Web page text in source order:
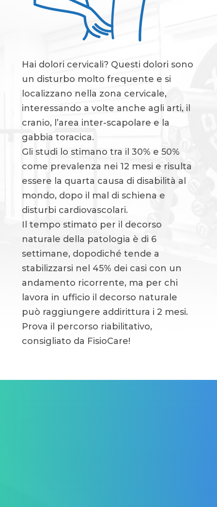
Hai dolori cervicali? Questi dolori sono
un disturbo molto frequente e si
localizzano nella zona cervicale,
interessando a volte anche agli arti, il
cranio, l’area inter-scapolare e la
gabbia toracica.
Gli studi lo stimano tra il 30% e 50%
come prevalenza nei 12 mesi e risulta
essere la quarta causa di disabilità al
mondo, dopo il mal di schiena e
disturbi cardiovascolari.
Il tempo stimato per il decorso
naturale della patologia è di 6
settimane, dopodiché tende a
stabilizzarsi nel 45% dei casi con un
andamento ricorrente, ma per chi
lavora in ufficio il decorso naturale
può raggiungere addirittura i 2 mesi.
Prova il percorso riabilitativo,
consigliato da FisioCare!